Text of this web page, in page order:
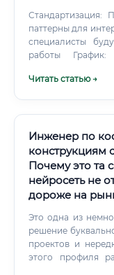
Стандартизация:
паттерны для
специалисты
работы График: В большинстве компаний это
часовым рабочим
Читать статью →
Инженер по
конструкциям
Почему это та
нейросеть не
дороже на
Это одна из
решение
проектов и
этого профиля работают над: